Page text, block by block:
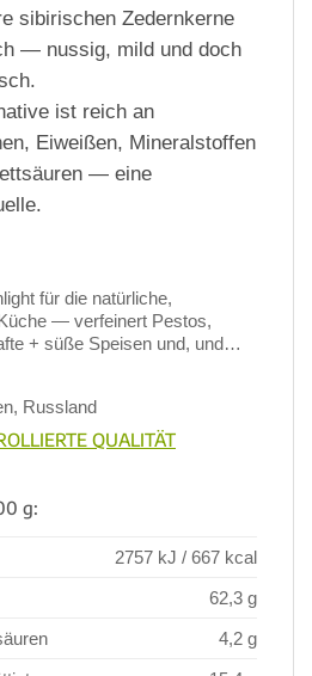
sibirischen Zedernkerne
— nussig, mild und doch
ist reich an
Eiweißen, Mineralstoffen
— eine
für die natürliche,
— verfeinert Pestos,
+ süße Speisen und, und…
Russland
QUALITÄT
g:
2757 kJ / 667 kcal
62,3 g
4,2 g